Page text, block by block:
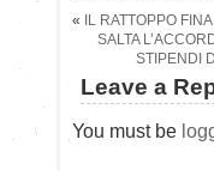
«
IL RATTOPPO
SALTA
STIPENDI
Leave a
You must be